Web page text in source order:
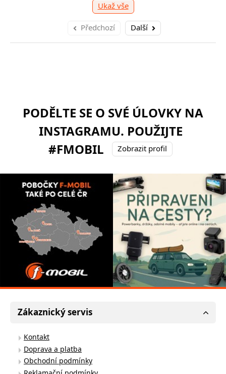
Ukaž vše
Předchozí Další
PODĚLTE SE O SVÉ ÚLOVKY NA
INSTAGRAMU. POUŽIJTE
#FMOBIL
Zobrazit profil
Zákaznický servis
Kontakt
Doprava a platba
Obchodní podmínky